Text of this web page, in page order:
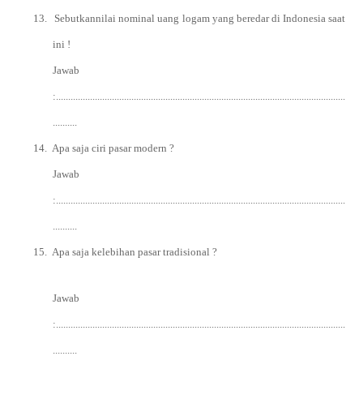
13. Sebutkannilai nominal uang logam yang beredar di Indonesia saat
ini !
Jawab
:.......................................................................................................................
..........
14. Apa saja ciri pasar modern ?
Jawab
:.......................................................................................................................
..........
15. Apa saja kelebihan pasar tradisional ?
Jawab
:.......................................................................................................................
..........